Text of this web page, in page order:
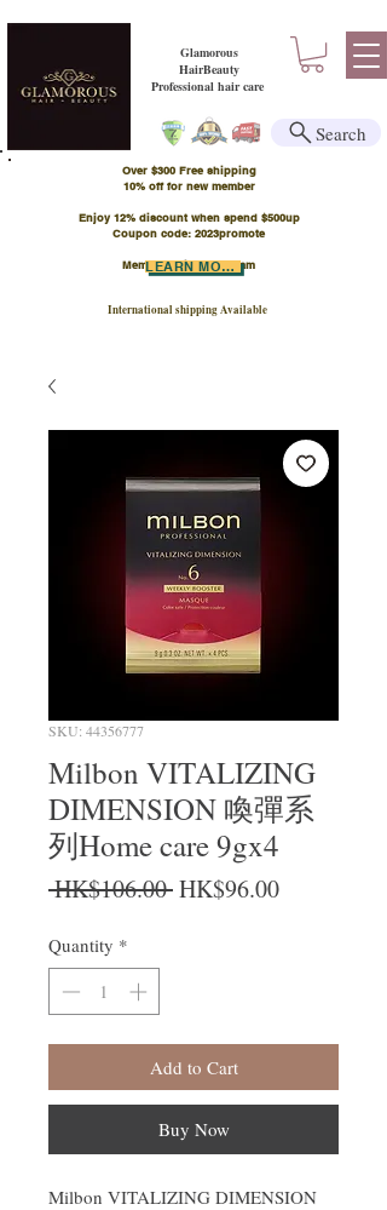
Glamorous
HairBeauty
Professional hair care
Over $300 Free shipping
​10% off for new member
Enjoy 12% discount when spend $500up
Coupon code: 2023promote
Member Points Program
International shipping Available
LEARN MORE
Search
SKU: 44356777
Milbon VITALIZING
DIMENSION 喚彈系
列Home care 9gx4
HK$106.00 Regular Price
HK$96.00Sale Price
Quantity *
Add to Cart
Buy Now
Milbon VITALIZING DIMENSION